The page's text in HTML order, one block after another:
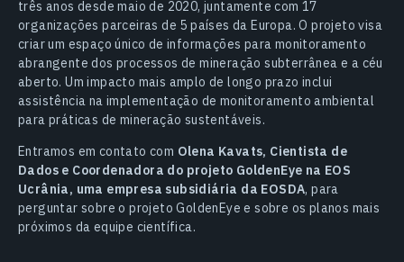
três anos desde maio de 2020, juntamente com 17
organizações parceiras de 5 países da Europa. O projeto visa
criar um espaço único de informações para monitoramento
abrangente dos processos de mineração subterrânea e a céu
aberto. Um impacto mais amplo de longo prazo inclui
assistência na implementação de monitoramento ambiental
para práticas de mineração sustentáveis.
Entramos em contato com Olena Kavats, Cientista de
Dados e Coordenadora do projeto GoldenEye na EOS
Ucrânia, uma empresa subsidiária da EOSDA, para
perguntar sobre o projeto GoldenEye e sobre os planos mais
próximos da equipe científica.